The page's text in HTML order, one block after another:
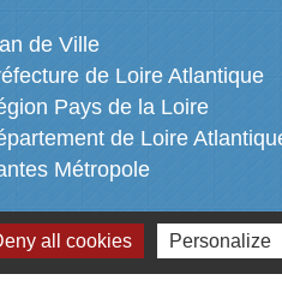
de Ville
de Loire Atlantique
Pays de la Loire
de Loire
Métropole
all cookies Personalize